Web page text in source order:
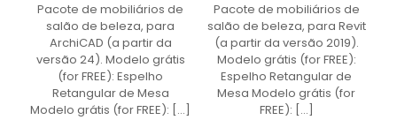
Pacote de mobiliários de
salão de beleza, para
ArchiCAD (a partir da
versão 24). Modelo grátis
(for FREE): Espelho
Retangular de Mesa
Modelo grátis (for FREE): […]
Pacote de mobiliários de
salão de beleza, para Revit
(a partir da versão 2019).
Modelo grátis (for FREE):
Espelho Retangular de
Mesa Modelo grátis (for
FREE): […]